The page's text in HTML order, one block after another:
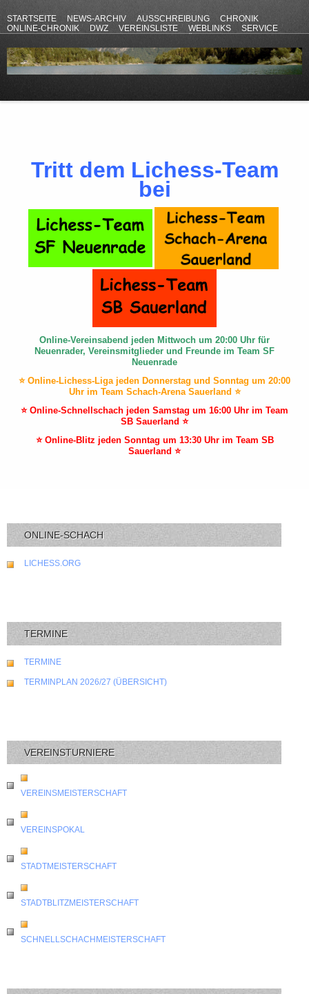
STARTSEITE NEWS-ARCHIV AUSSCHREIBUNG
CHRONIK
ONLINE-CHRONIK
DWZ VEREINSLISTE WEBLINKS
SERVICE
Tritt dem Lichess-Team
bei
Online-Vereinsabend jeden Mittwoch um 20:00 Uhr für
Neuenrader, Vereinsmitglieder und Freunde im Team SF
Neuenrade
⭐ Online-Lichess-Liga jeden Donnerstag und Sonntag um 20:00
Uhr im Team Schach-Arena Sauerland ⭐
⭐ Online-Schnellschach jeden Samstag um 16:00 Uhr im Team
SB Sauerland ⭐
⭐ Online-Blitz jeden Sonntag um 13:30 Uhr im Team SB
Sauerland ⭐
ONLINE-SCHACH
LICHESS.ORG
TERMINE
TERMINE
TERMINPLAN 2026/27 (ÜBERSICHT)
VEREINSTURNIERE
VEREINSMEISTERSCHAFT
VEREINSPOKAL
STADTMEISTERSCHAFT
STADTBLITZMEISTERSCHAFT
SCHNELLSCHACHMEISTERSCHAFT